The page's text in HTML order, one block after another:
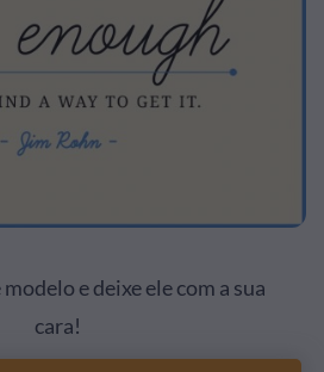
e deixe ele com a sua
cara!